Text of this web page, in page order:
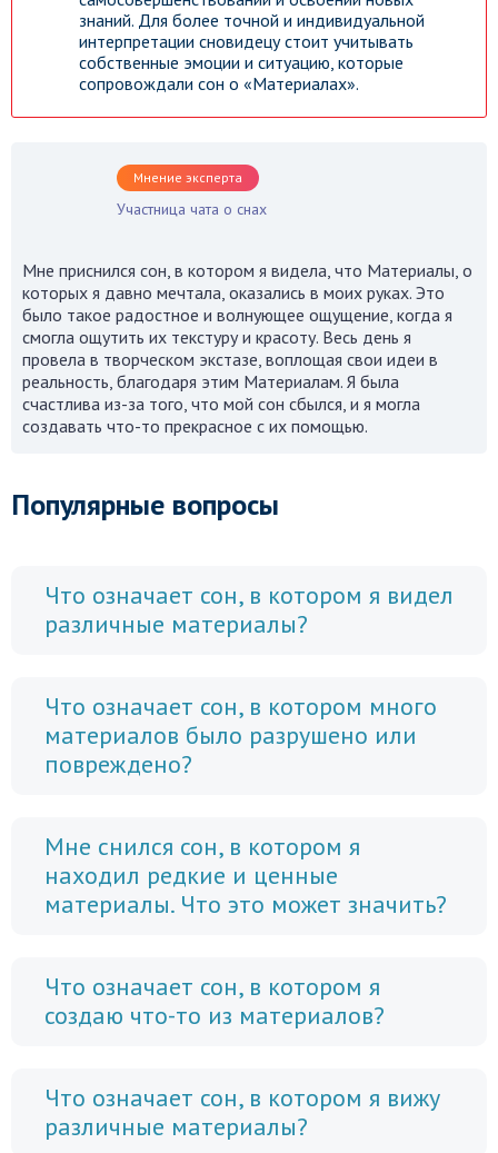
знаний. Для более точной и индивидуальной
интерпретации сновидецу стоит учитывать
собственные эмоции и ситуацию, которые
сопровождали сон о «Материалах».
Мнение эксперта
Участница чата о снах
Мне приснился сон, в котором я видела, что Материалы, о
которых я давно мечтала, оказались в моих руках. Это
было такое радостное и волнующее ощущение, когда я
смогла ощутить их текстуру и красоту. Весь день я
провела в творческом экстазе, воплощая свои идеи в
реальность, благодаря этим Материалам. Я была
счастлива из-за того, что мой сон сбылся, и я могла
создавать что-то прекрасное с их помощью.
Популярные вопросы
Что означает сон, в котором я видел
различные материалы?
Что означает сон, в котором много
материалов было разрушено или
повреждено?
Мне снился сон, в котором я
находил редкие и ценные
материалы. Что это может значить?
Что означает сон, в котором я
создаю что-то из материалов?
Что означает сон, в котором я вижу
различные материалы?